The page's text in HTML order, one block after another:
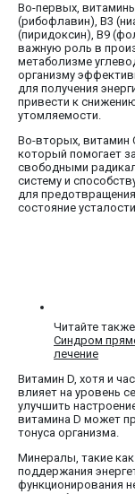
Во-первых,
(рибофлавин), B3
(пиридоксин), B9
важную роль в
метаболизме
организму
для получения
привести к
утомляемости.
Во-вторых, витамин
который помогает
свободными
систему и
для
состояние
Читайте
Синдром
лечение
Витамин D, хотя и
влияет на уровень
улучшить
витамина D может
тонуса организма.
Минералы, такие
поддержания
функционирования